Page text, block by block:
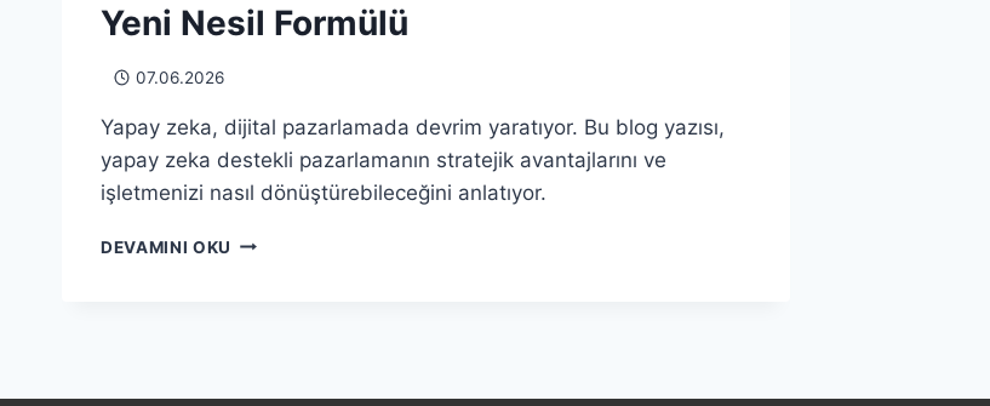
Yeni Nesil Formülü
07.06.2026
Yapay zeka, dijital pazarlamada devrim yaratıyor. Bu blog yazısı,
yapay zeka destekli pazarlamanın stratejik avantajlarını ve
işletmenizi nasıl dönüştürebileceğini anlatıyor.
DEVAMINI OKU AI